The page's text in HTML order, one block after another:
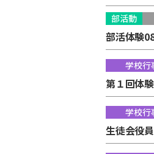
部活動
部活体験
学校行
第１回体
学校行
生徒会役